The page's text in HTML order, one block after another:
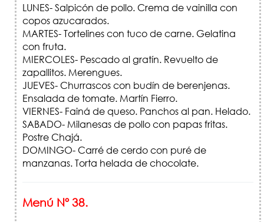
LUNES- Salpicón de pollo. Crema de vainilla con
copos azucarados.
MARTES- Tortelines con tuco de carne. Gelatina
con fruta.
MIERCOLES- Pescado al gratín. Revuelto de
zapallitos. Merengues.
JUEVES- Churrascos con budín de berenjenas.
Ensalada de tomate. Martín Fierro.
VIERNES- Fainá de queso. Panchos al pan. Helado.
SABADO- Milanesas de pollo con papas fritas.
Postre Chajá.
DOMINGO- Carré de cerdo con puré de
manzanas. Torta helada de chocolate.
Menú Nº 38.